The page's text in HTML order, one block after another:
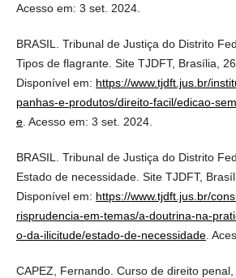
Acesso em: 3 set. 2024.
BRASIL. Tribunal de Justiça do Distrito
Tipos de flagrante. Site TJDFT, Brasília,
Disponível em: https://www.tjdft.jus.br/
panhas-e-produtos/direito-facil/edicao-
e. Acesso em: 3 set. 2024.
BRASIL. Tribunal de Justiça do Distrito
Estado de necessidade. Site TJDFT,
Disponível em: https://www.tjdft.jus.br/
risprudencia-em-temas/a-doutrina-na-
o-da-ilicitude/estado-de-necessidade.
CAPEZ, Fernando. Curso de direito